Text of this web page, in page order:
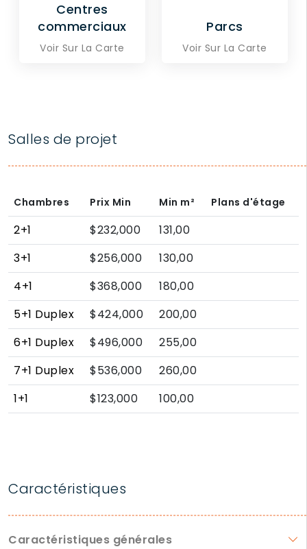
Centres
commerciaux
Voir Sur La Carte
Parcs
Voir Sur La Carte
Salles de projet
Chambres Prix Min Min m² Plans d'étage
2+1 $232,000
131,00
3+1
$256,000
130,00
4+1
$368,000
180,00
5+1 Duplex
$424,000
200,00
6+1 Duplex
$496,000
255,00
7+1 Duplex
$536,000
260,00
1+1
$123,000 100,00
Caractéristiques
Caractéristiques générales